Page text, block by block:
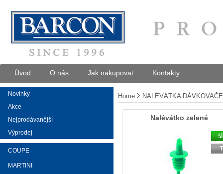
Úvod O nás Jak nakupovat Kontakty
Novinky
Akce
Nejprodávanější
Výprodej
COUPE
MARTINI
Home NALÉVÁTKA
Nalévátko zelené